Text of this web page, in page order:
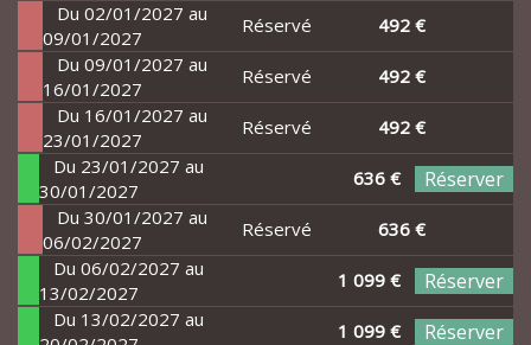
Du 02/01/2027 au
09/01/2027
Réservé
492 €
Du 09/01/2027 au
16/01/2027
Réservé
492 €
Du 16/01/2027 au
23/01/2027
Réservé
492 €
Du 23/01/2027 au
30/01/2027
636 € Réserver
Du 30/01/2027 au
06/02/2027
Réservé
636 €
Du 06/02/2027 au
13/02/2027
1 099 € Réserver
Du 13/02/2027 au
1 099 € Réserver